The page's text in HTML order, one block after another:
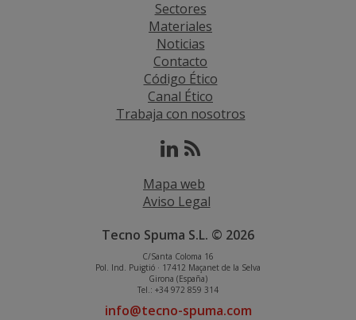
Sectores
Materiales
Noticias
Contacto
Código Ético
Canal Ético
Trabaja con nosotros
Mapa web
Aviso Legal
Tecno Spuma S.L. © 2026
C/Santa Coloma 16
Pol. Ind. Puigtió · 17412 Maçanet de la Selva
Girona (España)
Tel.: +34 972 859 314
info@tecno-spuma.com